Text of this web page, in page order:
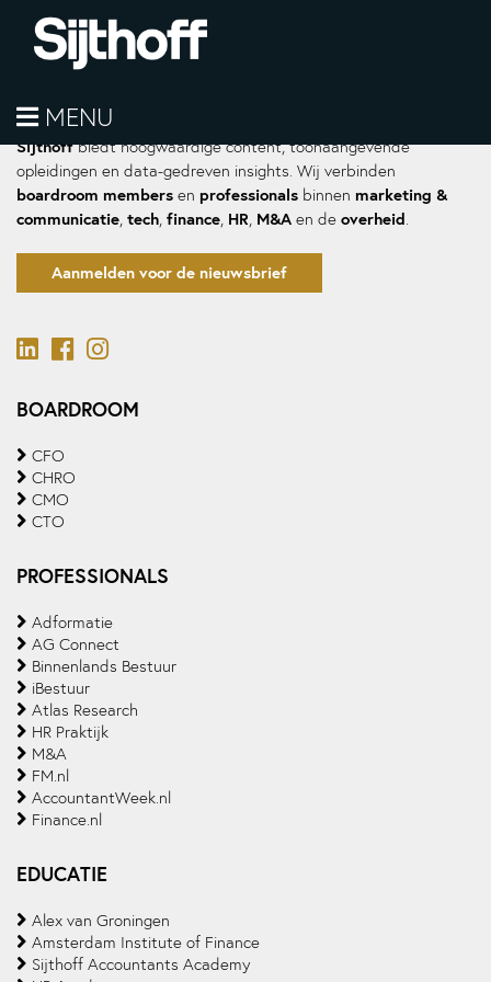
MENU
Sijthoffbiedt hoogwaardige content, toonaangevende
opleidingen en data-gedreven insights. Wij verbinden
boardroom members en professionals binnen marketing &
communicatie, tech, finance, HR, M&A en de overheid.
Aanmelden voor de nieuwsbrief
BOARDROOM
CFO
CHRO
CMO
CTO
PROFESSIONALS
Adformatie
AG Connect
Binnenlands Bestuur
iBestuur
Atlas Research
HR Praktijk
M&A
FM.nl
AccountantWeek.nl
Finance.nl
EDUCATIE
Alex van Groningen
Amsterdam Institute of Finance
Sijthoff Accountants Academy